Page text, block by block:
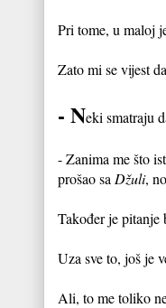
Pri tome, u maloj
Zato mi se vijest
- Neki smatraju
- Zanima me što
prošao sa Džuli,
Također je
Uza sve to, još je
Ali, to me toliko